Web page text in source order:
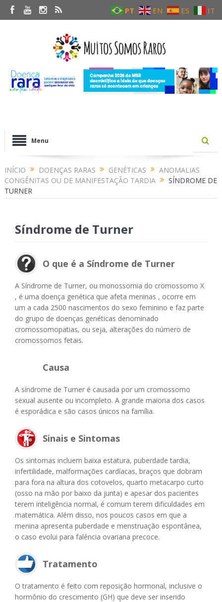
PT EN ES IT
Menu
INÍCIO DOENÇAS RARAS GENÉTICAS
ANOMALIAS
CONGÊNITAS OU DE MANIFESTAÇÃO TARDIA
SÍNDROME DE
TURNER
Síndrome de Turner
O que é a Síndrome de Turner
A Síndrome de Turner, ou monossomia do cromossomo X
, é uma doença genética que afeta meninas , ocorre em
um a cada 2500 nascimentos do sexo feminino e faz parte
do grupo de doenças genéticas denominado
cromossomopatias, ou seja, alterações do número de
cromossomos fetais.
Causa
A síndrome de Turner é causada por um cromossomo
sexual ausente ou incompleto. A grande maioria dos casos
é esporádica e são casos únicos na família.
Sinais e Sintomas
Os sintomas incluem baixa estatura, puberdade tardia,
infertilidade, malformações cardíacas, braços que dobram
para fora na altura dos cotovelos, quarto metacarpo curto
(osso na mão por baixo da junta) e apesar dos pacientes
terem inteligência normal, é comum terem dificuldades em
matemática. Além disso, nos poucos casos em que a
menina apresenta puberdade e menstruação espontânea,
o caso evolui para falência ovariana precoce.
Tratamento
O tratamento é feito com reposição hormonal, inclusive o
hormônio do crescimento (GH) que deve ser inserido